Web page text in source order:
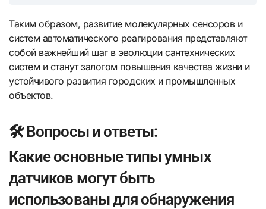
Таким образом, развитие молекулярных сенсоров и
систем автоматического реагирования представляют
собой важнейший шаг в эволюции сантехнических
систем и станут залогом повышения качества жизни и
устойчивого развития городских и промышленных
объектов.
🛠️ Вопросы и ответы:
Какие основные типы умных
датчиков могут быть
использованы для обнаружения